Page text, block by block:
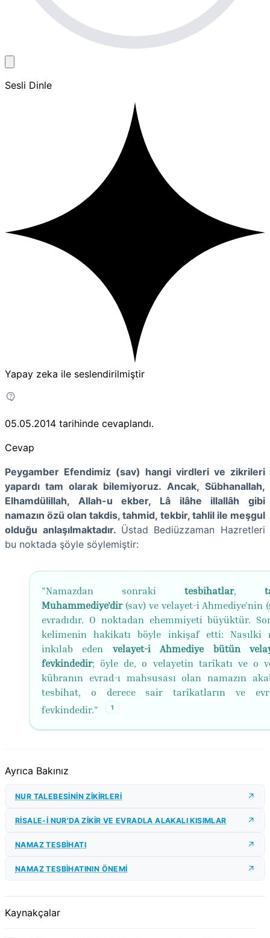
Sesli Dinle
Yapay zeka ile seslendirilmiştir
05.05.2014 tarihinde cevaplandı.
Cevap
Peygamber Efendimiz (sav) hangi virdleri ve zikrileri
yapardı tam olarak bilemiyoruz. Ancak, Sübhanallah,
Elhamdülillah, Allah-u ekber, Lâ ilâhe illallâh gibi
namazın özü olan takdis, tahmid, tekbir, tahlil ile meşgul
olduğu anlaşılmaktadır. Üstad Bediüzzaman Hazretleri
bu noktada şöyle söylemiştir:
"Namazdan sonraki tesbihatlar,
Muhammediye'dir(sav) ve velayet-i Ahmediye'nin
evradıdır. O noktadan ehemmiyeti büyüktür.
kelimenin hakikatı böyle inkişaf etti: Nasılki
inkılab eden velayet-i Ahmediye bütün
fevkindedir; öyle de, o velayetin tarîkatı ve o
kübranın evrad-ı mahsusası olan namazın
tesbihat, o derece sair tarîkatların ve
fevkindedir."
1
Ayrıca Bakınız
NUR TALEBESİNİN ZİKİRLERİ
RİSALE-İ NUR'DA ZİKİR VE EVRADLA ALAKALI KISIMLAR
NAMAZ TESBİHATI
NAMAZ TESBİHATININ ÖNEMİ
Kaynakçalar